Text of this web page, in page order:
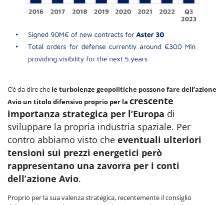
C’è da dire che le turbolenze geopolitiche possono fare dell’azione
Avio un titolo difensivo proprio per la crescente
importanza strategica per l’Europa di
sviluppare la propria industria spaziale. Per
contro abbiamo visto che eventuali ulteriori
tensioni sui prezzi energetici però
rappresentano una zavorra per i conti
dell’azione Avio.
Proprio per la sua valenza strategica, recentemente il consiglio